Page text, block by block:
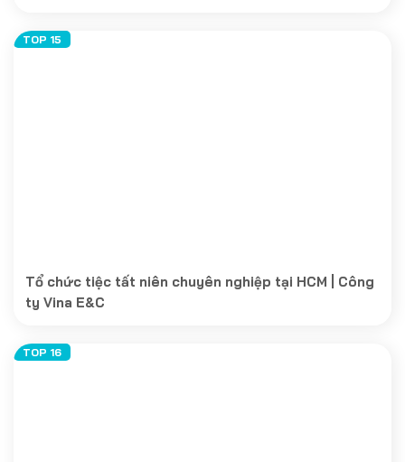
Tổ chức tiệc tất niên chuyên nghiệp tại HCM | Công
ty Vina E&C